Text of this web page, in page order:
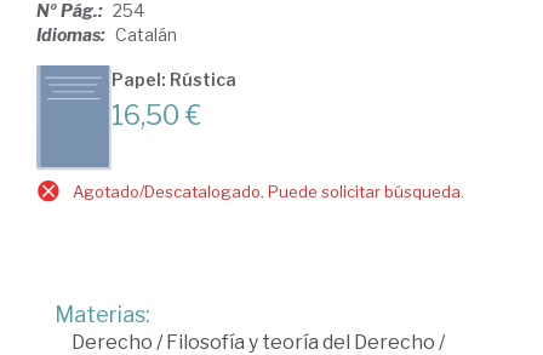
Nº Pág.: 254
Idiomas: Catalán
Papel: Rústica
16,50 €
Agotado/Descatalogado. Puede solicitar búsqueda.
Materias:
Derecho /Filosofía y teoría del Derecho /